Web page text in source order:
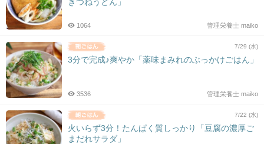
管理栄養士 maiko
1064
7/29 (水)
3分で完成♪爽やか「薬味まみれのぶっかけごはん」
管理栄養士 maiko
3536
7/22 (水)
火いらず3分！たんぱく質しっかり「豆腐の濃厚ご
まだれサラダ」